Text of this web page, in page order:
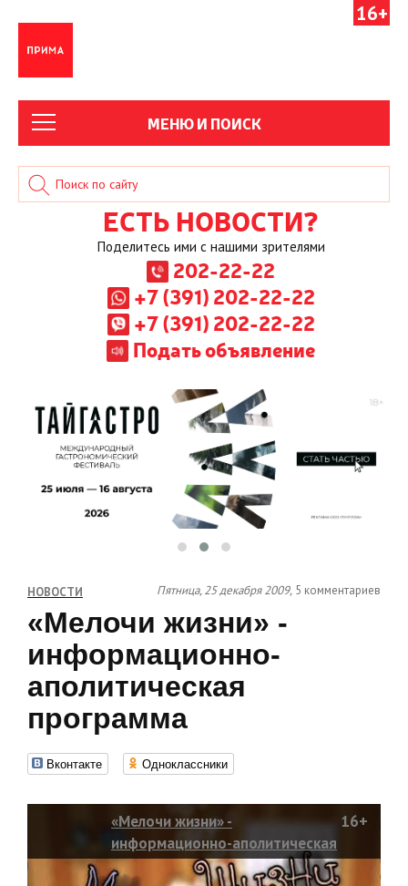
16+
МЕНЮ И ПОИСК
ЕСТЬ НОВОСТИ?
Поделитесь ими с нашими зрителями
202-22-22
+7 (391) 202-22-22
+7 (391) 202-22-22
Подать объявление
НОВОСТИ Пятница, 25 декабря 2009, 5 комментариев
«Мелочи жизни» -
информационно-
аполитическая
программа
Вконтакте Одноклассники
«Мелочи жизни» -
информационно-аполитическая
программа
16+